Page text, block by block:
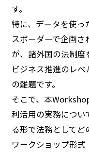
す。
特に、データを使っ
スボーダーで企画
が、諸外国の法制
ビジネス推進のレ
の難題です。
そこで、本
利活用の実務につい
る形で法務としてど
ワークショップ形